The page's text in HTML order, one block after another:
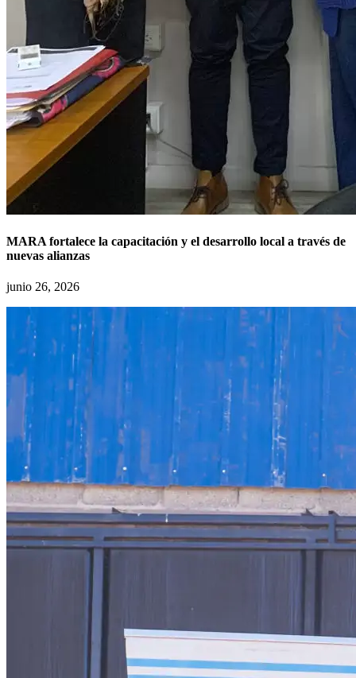
MARA fortalece la capacitación y el desarrollo local a través de
nuevas alianzas
junio 26, 2026